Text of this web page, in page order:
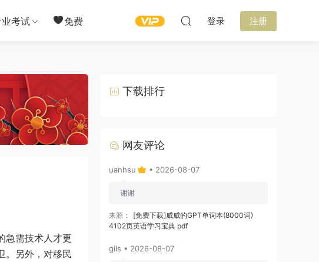
考试 免费 登录 注册
急需技术人才更
另外，对移民
下载排行
网友评论
uanhsu • 2026-08-07
谢谢
来源：
[免费下载]威威的GPT单词本(8000词)
4102页英语学习宝典 pdf
gils • 2026-08-07